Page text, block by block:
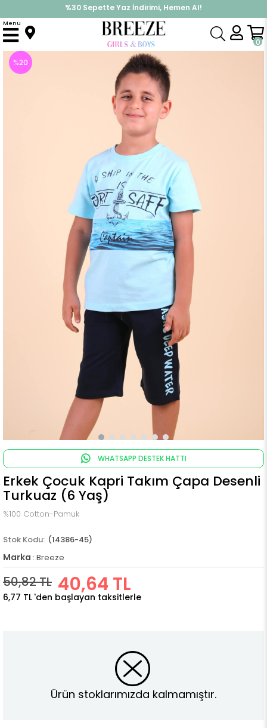
İndirimlere ek %10 İndirimi Kap, Hemen Üye Ol!
0
Menu
Anasayfa Takımlar Kapri & Şort Takımı Erkek Çocuk Kapri Takım Çapa Desenli Turkuaz (6 Yaş)
%20
WHATSAPP DESTEK HATTI
Erkek Çocuk Kapri Takım Çapa Desenli
Turkuaz (6 Yaş)
%100 Cotton-Pamuk
(14386-45)
Marka : Breeze
50,82 TL 40,64 TL
6,77 TL 'den başlayan taksitlerle
Ürün stoklarımızda kalmamıştır.